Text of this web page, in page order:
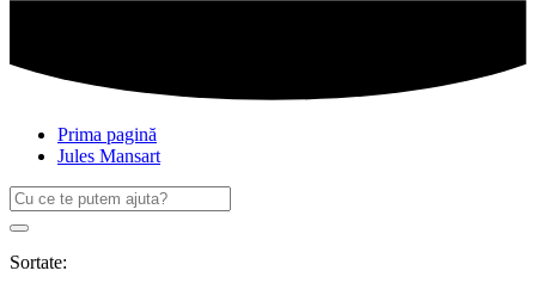
Prima pagină
Jules Mansart
Caută
după:
Search
Sortate: